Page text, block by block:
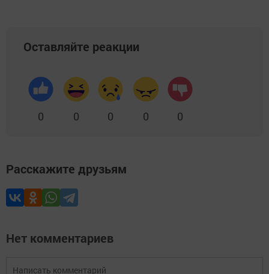
Оставляйте реакции
0 0 0 0 0
Расскажите друзьям
Нет комментариев